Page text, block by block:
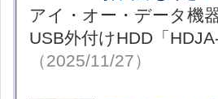
アイ・オー・データ機
USB外付けHDD「
（2025/11/27）